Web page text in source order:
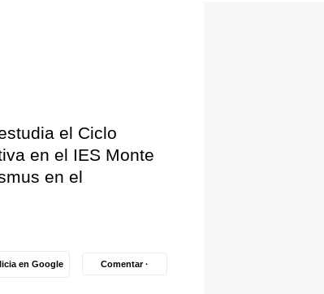
el Ciclo
en el IES Monte
en el
en Google Comentar ·